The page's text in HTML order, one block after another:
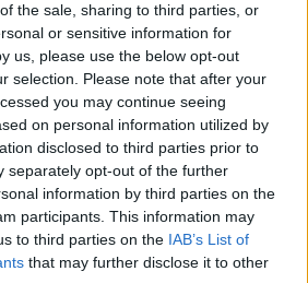
the sale, sharing to third parties, or
or sensitive information for
us, please use the below opt-out
selection. Please note that after your
you may continue seeing
on personal information utilized by
disclosed to third parties prior to
separately opt-out of the further
information by third parties on the
participants. This information may
to third parties on the IAB’s List of
that may further disclose it to other
sima nemi erőszakkal is
Hurrá. Azért néha vehetne
kell mindjárt mindent leírni...)
nem fekete-fehérek a
itt bőven emberi hibák és
nem hófehér vagy
ha megkedvelsz egy
mindenestül kedveled, a
a fajta "realizmus" általában
itt viszont újszerűen hat